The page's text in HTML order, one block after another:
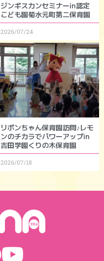
ジンギスカンセミナーin認定
こども園菊水元町第二保育園
2026/07/24
リボンちゃん保育園訪問♪レモ
ンのチカラでパワーアップin
吉田学園くりの木保育園
2026/07/18